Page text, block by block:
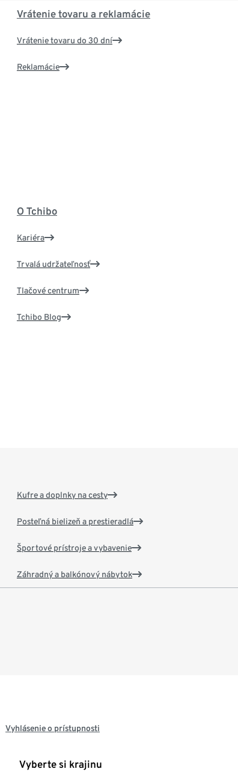
Vrátenie tovaru a reklamácie
Vrátenie tovaru do 30 dní
Reklamácie
O Tchibo
Kariéra
Trvalá udržateľnosť
Tlačové centrum
Tchibo Blog
Kufre a doplnky na cesty
Posteľná bielizeň a prestieradlá
Športové prístroje a vybavenie
Záhradný a balkónový nábytok
Vyhlásenie o prístupnosti
Vyberte si krajinu